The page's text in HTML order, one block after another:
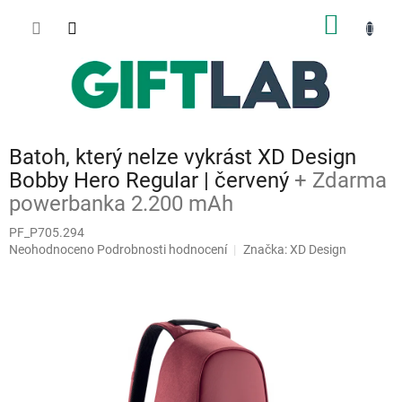
Batoh, který nelze vykrást XD Design
Bobby Hero Regular | červený + Zdarma
powerbanka 2.200 mAh
PF_P705.294
Průměrné
Neohodnoceno Podrobnosti hodnocení Značka:XD Design